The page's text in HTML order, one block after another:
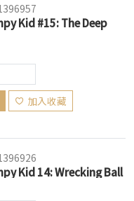
Kid #15: The Deep
加入收藏
Kid 14: Wrecking Ball